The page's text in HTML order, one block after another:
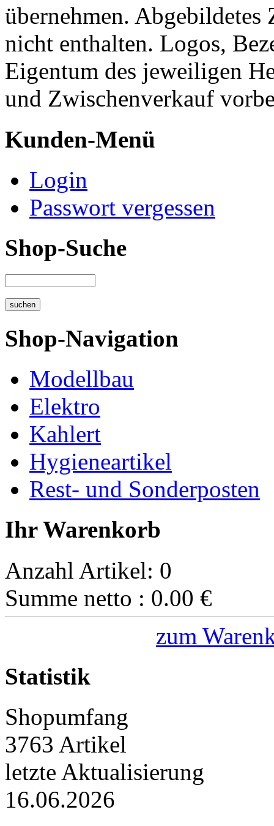
übernehmen.
nicht enthalten. Logos,
Eigentum des jeweiligen
und Zwischenverkauf
Kunden-Menü
Login
Passwort vergessen
Shop-Suche
Shop-Navigation
Modellbau
Elektro
Kahlert
Hygieneartikel
Rest- und Sonderposten
Ihr Warenkorb
Anzahl Artikel: 0
Summe netto : 0.00 €
zum
Statistik
Shopumfang
3763 Artikel
letzte Aktualisierung
16.06.2026